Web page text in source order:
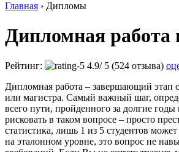
Главная › Дипломы
Дипломная работа
Рейтинг: 4.9/ 5 (524 отзыва)
Дипломная работа – завершающий этап
или магистра. Самый важный шаг,
всего пути, пройденного за долгие годы
рисковать в таком вопросе – просто
статистика, лишь 1 из 5 студентов
на эталонном уровне, это вопрос не